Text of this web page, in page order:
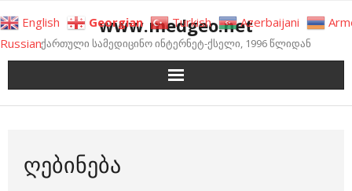
to
content
www.medgeo.net
ქართული სამედიცინო ინტერნეტ-ქსელი, 1996 წლიდან
ᲦᲔᲑᲘᲜᲔᲑᲐ
English Georgian Turkish Azerbaijani
Russian